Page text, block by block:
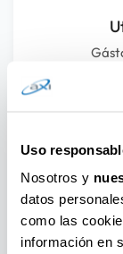
Uso
Nosotros y
datos
como las
información en